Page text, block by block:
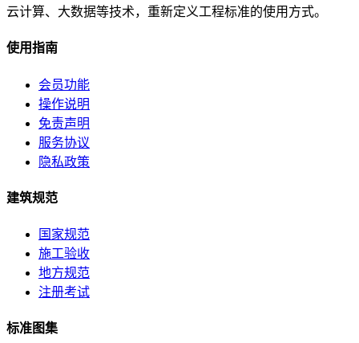
云计算、大数据等技术，重新定义工程标准的使用方式。
使用指南
会员功能
操作说明
免责声明
服务协议
隐私政策
建筑规范
国家规范
施工验收
地方规范
注册考试
标准图集